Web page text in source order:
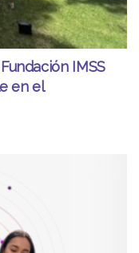
IMSS
en el